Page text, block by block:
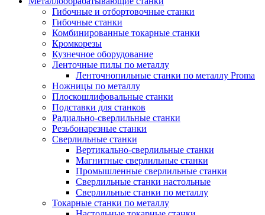
Гибочные и отбортовочные станки
Гибочные станки
Комбинированные токарные станки
Кромкорезы
Кузнечное оборудование
Ленточные пилы по металлу
Ленточнопильные станки по металлу Proma
Ножницы по металлу
Плоскошлифовальные станки
Подставки для станков
Радиально-сверлильные станки
Резьбонарезные станки
Сверлильные станки
Вертикально-сверлильные станки
Магнитные сверлильные станки
Промышленные сверлильные станки
Сверлильные станки настольные
Сверлильные станки по металлу
Токарные станки по металлу